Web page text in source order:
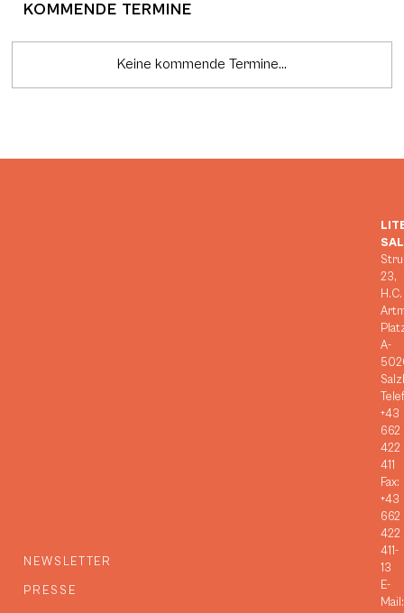
KOMMENDE TERMINE
Keine kommende Termine...
NEWSLETTER
PRESSE
23,
H.C.
A-
+43
662
422
411
Fax:
+43
662
422
411-
13
E-
Mail: